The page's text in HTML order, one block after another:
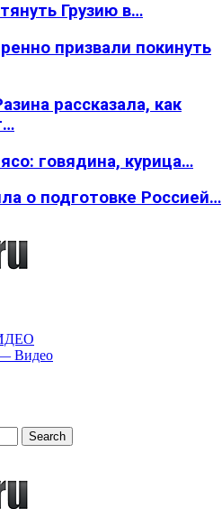
Грузию в…
призвали покинуть
рассказала, как
говядина, курица…
о подготовке Россией…
Видео
Search